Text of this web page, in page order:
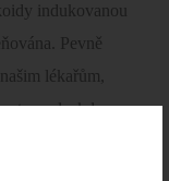
indukovanou
Pevně
lékařům,
se v leckdy